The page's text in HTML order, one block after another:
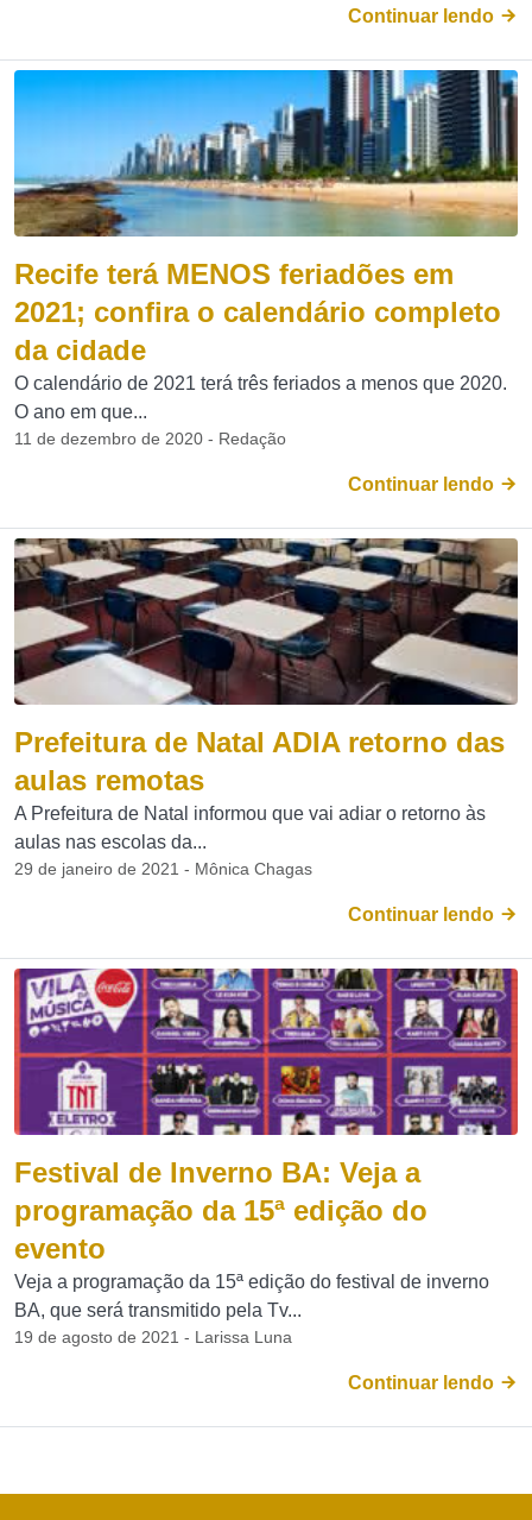
Continuar lendo
Recife terá MENOS feriadões em
2021; confira o calendário completo
da cidade
O calendário de 2021 terá três feriados a menos que 2020.
O ano em que...
11 de dezembro de 2020 - Redação
Continuar lendo
Prefeitura de Natal ADIA retorno das
aulas remotas
A Prefeitura de Natal informou que vai adiar o retorno às
aulas nas escolas da...
29 de janeiro de 2021 - Mônica Chagas
Continuar lendo
Festival de Inverno BA: Veja a
programação da 15ª edição do
evento
Veja a programação da 15ª edição do festival de inverno
BA, que será transmitido pela Tv...
19 de agosto de 2021 - Larissa Luna
Continuar lendo